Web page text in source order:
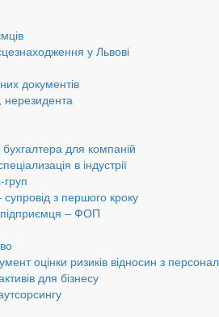
у Львові
документів
нерезидента
для компаній
в індустрії
груп
з першого кроку
підприємця – ФОП
оцінки ризиків відносин з
для бізнесу